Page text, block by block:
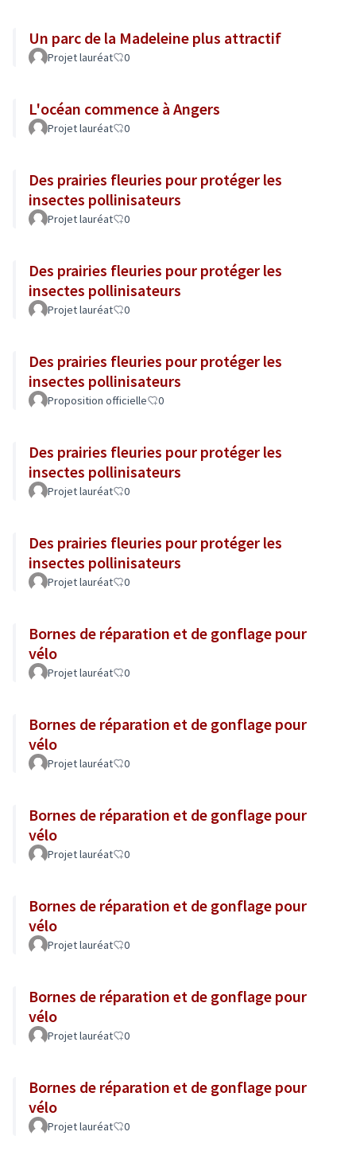
Un parc de la Madeleine plus attractif
Projet lauréat 0
L'océan commence à Angers
Projet lauréat 0
Des prairies fleuries pour protéger les
insectes pollinisateurs
Projet lauréat 0
Des prairies fleuries pour protéger les
insectes pollinisateurs
Projet lauréat 0
Des prairies fleuries pour protéger les
insectes pollinisateurs
Proposition officielle 0
Des prairies fleuries pour protéger les
insectes pollinisateurs
Projet lauréat 0
Des prairies fleuries pour protéger les
insectes pollinisateurs
Projet lauréat 0
Bornes de réparation et de gonflage pour
vélo
Projet lauréat 0
Bornes de réparation et de gonflage pour
vélo
Projet lauréat 0
Bornes de réparation et de gonflage pour
vélo
Projet lauréat 0
Bornes de réparation et de gonflage pour
vélo
Projet lauréat 0
Bornes de réparation et de gonflage pour
vélo
Projet lauréat 0
Bornes de réparation et de gonflage pour
vélo
Projet lauréat 0